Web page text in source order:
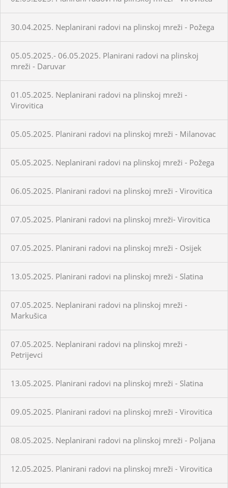
30.04.2025. Neplanirani radovi na plinskoj mreži - Požega
05.05.2025.- 06.05.2025. Planirani radovi na plinskoj
mreži - Daruvar
01.05.2025. Neplanirani radovi na plinskoj mreži -
Virovitica
05.05.2025. Planirani radovi na plinskoj mreži - Milanovac
05.05.2025. Neplanirani radovi na plinskoj mreži - Požega
06.05.2025. Planirani radovi na plinskoj mreži - Virovitica
07.05.2025. Planirani radovi na plinskoj mreži- Virovitica
07.05.2025. Planirani radovi na plinskoj mreži - Osijek
13.05.2025. Planirani radovi na plinskoj mreži - Slatina
07.05.2025. Neplanirani radovi na plinskoj mreži -
Markušica
07.05.2025. Neplanirani radovi na plinskoj mreži -
Petrijevci
13.05.2025. Planirani radovi na plinskoj mreži - Slatina
09.05.2025. Planirani radovi na plinskoj mreži - Virovitica
08.05.2025. Neplanirani radovi na plinskoj mreži - Poljana
12.05.2025. Planirani radovi na plinskoj mreži - Virovitica